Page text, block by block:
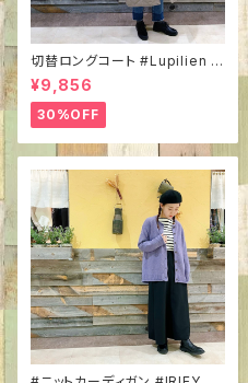
切替ロングコート #Lupilien D
225102L #キルティング×フェイ
クメルトン #軽めアウター #ア
ースカラー #すっきりロング丈
#リブ衿でカジュアル感UP
¥9,856
30%OFF